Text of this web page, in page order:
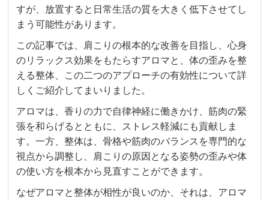
すが、放置すると日常生活の質を大きく低下させてし
まう可能性があります。
この記事では、肩こりの根本的な改善を目指し、心身
のリラックス効果をもたらすアロマと、体の歪みを整
える整体、この二つのアプローチの有効性について詳
しくご紹介してまいりました。
アロマは、香りの力で自律神経に働きかけ、筋肉の緊
張を和らげるとともに、ストレス軽減にも貢献しま
す。一方、整体は、骨格や筋肉のバランスを専門的な
視点から調整し、肩こりの原因となる姿勢の歪みや体
の使い方を根本から見直すことができます。
なぜアロマと整体が相性が良いのか、それは、アロマ